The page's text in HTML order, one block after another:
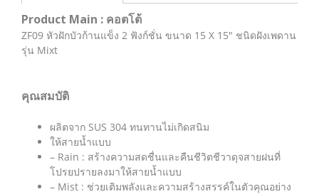
Product Main : คอตโต้
ZF09 หัวฝักบัวก้านแข็ง 2 ฟังก์ชั่น ขนาด 15 X 15″ ชนิดฝังเพดาน
รุ่น Mixt
คุณสมบัติ
ผลิตจาก SUS 304 ทนทานไม่เกิดสนิม
ให้สายน้ำแบบ
– Rain : สร้างความสดชื่นและคืนชีวิตชีวาดุจสายฝนที่
โปรยปรายลงมาให้สายน้ำแบบ
– Mist : ช่วยเติมพลังและความสร้างสรรค์ในตัวคุณอย่าง